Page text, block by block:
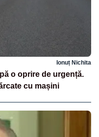
Ionuț Nichita
o oprire de urgență.
cu mașini